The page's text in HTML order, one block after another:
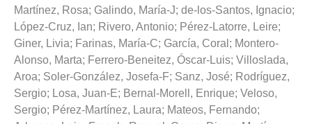
Martínez, Rosa; Galindo, María-J; de-los-Santos, Ignacio;
López-Cruz, Ian; Rivero, Antonio; Pérez-Latorre, Leire;
Giner, Livia; Farinas, María-C; García, Coral ; Montero-
Alonso, Marta; Ferrero-Beneitez, Óscar-Luis; Villoslada,
Aroa; Soler-González, Josefa-F; Sanz, José; Rodríguez,
Sergio; Losa, Juan-E; Bernal-Morell, Enrique; Veloso,
Sergio; Pérez-Martínez, Laura; Mateos, Fernando;